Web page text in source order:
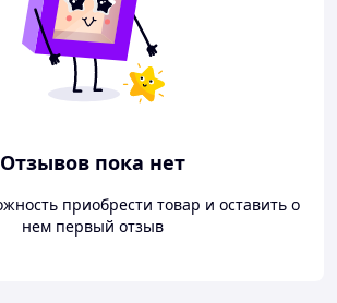
Отзывов пока нет
приобрести товар и оставить о
нем первый отзыв